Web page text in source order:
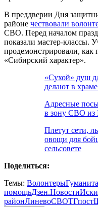
В преддверии Дня
районе чествовали
СВО. Перед началом
показали мастер-классы.
продемонстрировали, как
«Сибирский характер».
«Сухой» душ
делают в
Адресные
в зону СВО из
Плетут сети,
овощи для
сельсовете
Поделиться:
Темы: Волонтеры
помощьДзен.Новости
районЛиневоСВОТГпост